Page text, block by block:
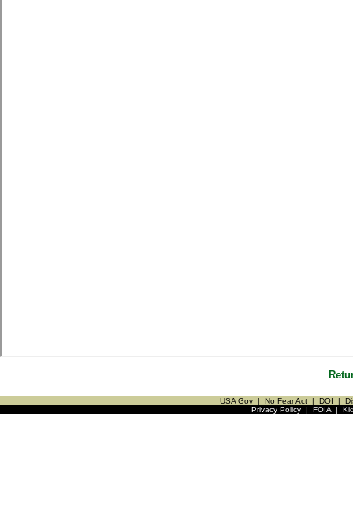
USA Gov | No Fear Act | DOI |
Privacy Policy| FOIA|